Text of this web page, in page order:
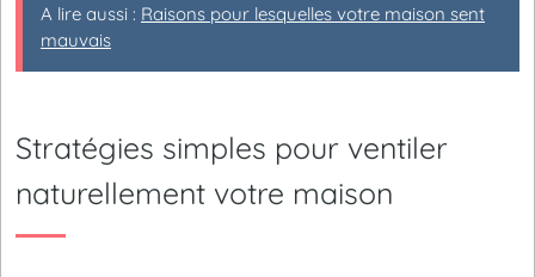
A lire aussi : Raisons pour lesquelles votre maison sent
mauvais
Stratégies simples pour ventiler
naturellement votre maison